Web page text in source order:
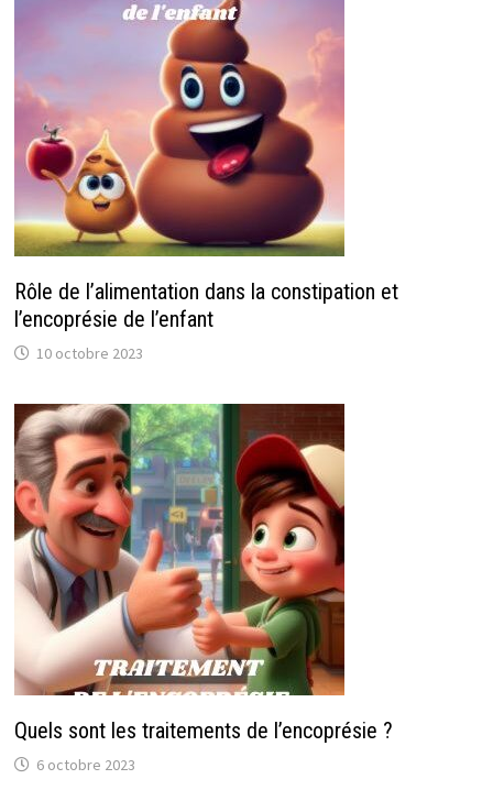
Rôle de l’alimentation dans la constipation et
l’encoprésie de l’enfant
10 octobre 2023
Quels sont les traitements de l’encoprésie ?
6 octobre 2023